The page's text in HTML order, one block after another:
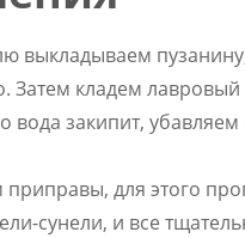
выкладываем
Затем кладем
вода закипит,
для этого
сунели, и все